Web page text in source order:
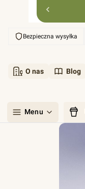
Bezpieczna wysyłka
O nas Blog
Menu